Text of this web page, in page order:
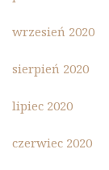
wrzesień 2020
sierpień 2020
lipiec 2020
czerwiec 2020